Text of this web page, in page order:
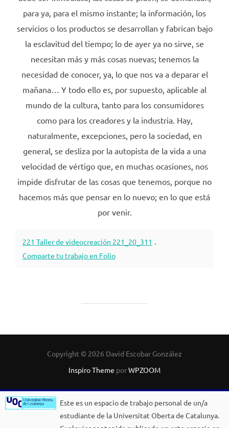
para ya, para el mismo instante; la información, los
servicios o los productos se desarrollan y fabrican bajo
la esclavitud del tiempo; lo de ayer ya no sirve, se
necesitan más y más cosas nuevas; tenemos la
necesidad de conocer, ya, lo que nos va a deparar el
mañana… Y todo ello es, por supuesto, aplicable al
mundo de la cultura, tanto para los consumidores
como para los creadores y la industria. Hay,
naturalmente, excepciones, pero la sociedad, en
general, se desliza por la autopista de la vida a una
velocidad de vértigo que, en muchas ocasiones, nos
impide disfrutar de las cosas que tenemos, porque no
hacemos más que pensar en lo nuevo; en lo que está
por venir.
221 Taller de videocreación 221_20_311 .
Comparte tu trabajo en Folio
Copyright © 2026 David Escobar González
Inspiro Theme porWPZOOM
Este es un espacio de trabajo personal de un/a
estudiante de la Universitat Oberta de Catalunya.